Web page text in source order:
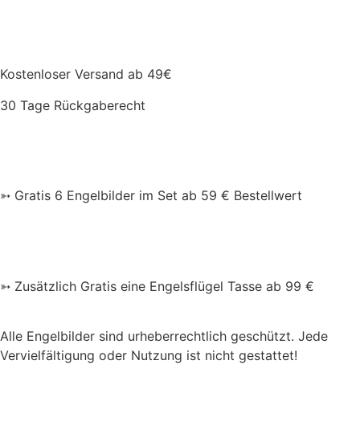
Kostenloser Versand ab 49€
30 Tage Rückgaberecht
➳ Gratis 6 Engelbilder im Set ab 59 € Bestellwert
➳ Zusätzlich Gratis eine Engelsflügel Tasse ab 99 €
Alle Engelbilder sind urheberrechtlich geschützt. Jede
Vervielfältigung oder Nutzung ist nicht gestattet!